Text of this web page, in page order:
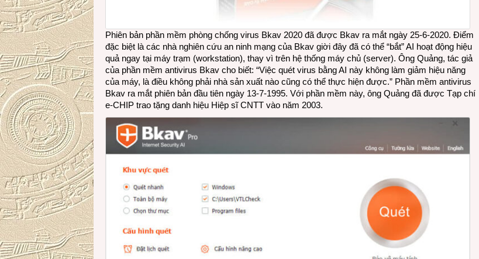
Phiên bản phần mềm phòng chống virus Bkav 2020 đã được Bkav ra mắt ngày 25-6-2020. Điểm
đặc biệt là các nhà nghiên cứu an ninh mạng của Bkav giời đây đã có thể “bắt” AI hoạt động hiệu
quả ngay tại máy trạm (workstation), thay vì trên hệ thống máy chủ (server). Ông Quảng, tác giả
của phần mềm antivirus Bkav cho biết: “Việc quét virus bằng AI này không làm giảm hiệu năng
của máy, là điều không phải nhà sản xuất nào cũng có thể thực hiện được.” Phần mềm antivirus
Bkav ra mắt phiên bản đầu tiên ngày 13-7-1995. Với phần mềm này, ông Quảng đã được Tạp chí
e-CHIP trao tặng danh hiệu Hiệp sĩ CNTT vào năm 2003.